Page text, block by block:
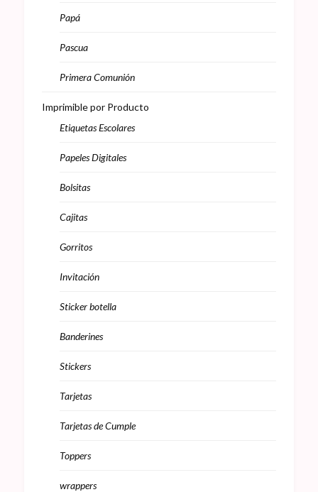
Papá
Pascua
Primera Comunión
Imprimible por Producto
Etiquetas Escolares
Papeles Digitales
Bolsitas
Cajitas
Gorritos
Invitación
Sticker botella
Banderines
Stickers
Tarjetas
Tarjetas de Cumple
Toppers
wrappers